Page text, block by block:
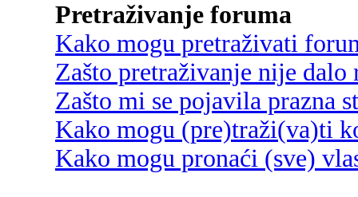
Pretraživanje foruma
Kako mogu pretraživati
Zašto pretraživanje nije dalo
Zašto mi se pojavila prazna
Kako mogu (pre)traži(va)ti
Kako mogu pronaći (sve)